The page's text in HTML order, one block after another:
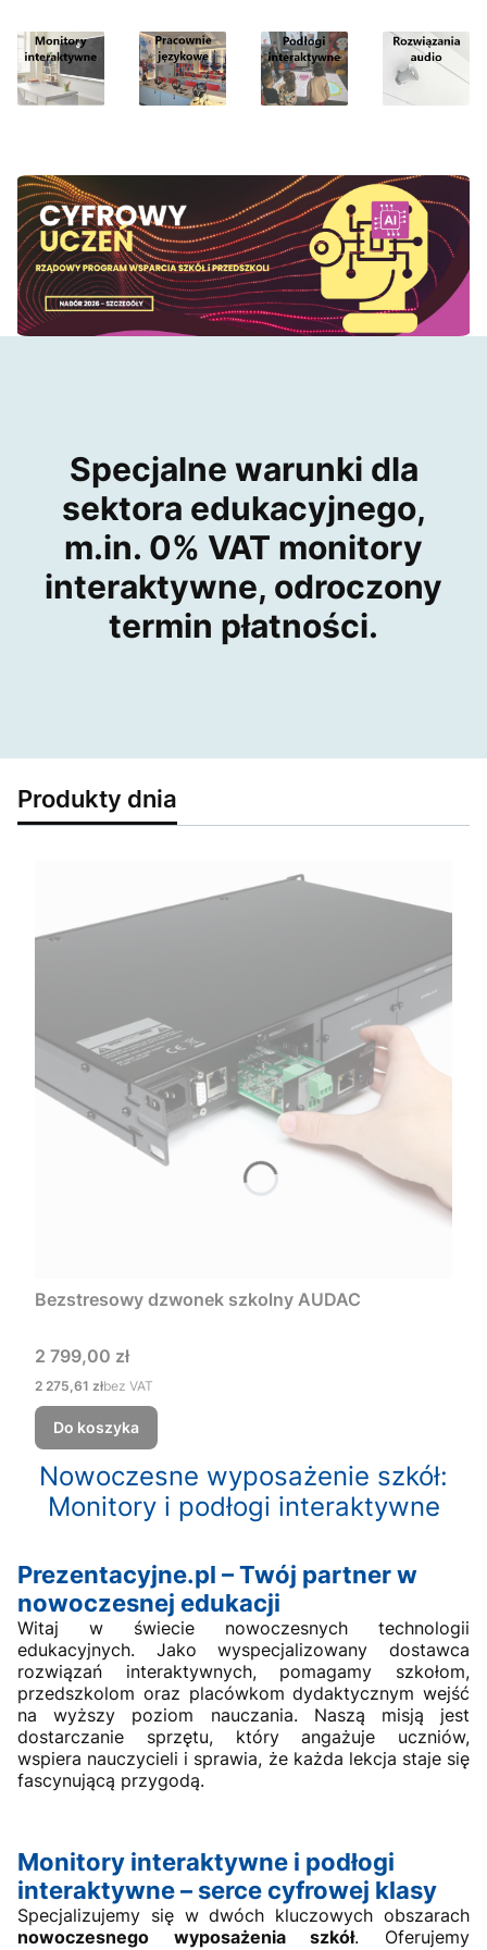
Specjalne warunki dla
sektora edukacyjnego,
m.in. 0% VAT monitory
interaktywne, odroczony
termin płatności.
Produkty dnia
Bezstresowy dzwonek szkolny AUDAC
Cena
2 799,00 zł
Cena
2 275,61 złbez VAT
Do koszyka
Nowoczesne wyposażenie szkół:
Monitory i podłogi interaktywne
Prezentacyjne.pl – Twój partner w
nowoczesnej edukacji
Witaj w świecie nowoczesnych technologii
edukacyjnych. Jako wyspecjalizowany dostawca
rozwiązań interaktywnych, pomagamy szkołom,
przedszkolom oraz placówkom dydaktycznym wejść
na wyższy poziom nauczania. Naszą misją jest
dostarczanie sprzętu, który angażuje uczniów,
wspiera nauczycieli i sprawia, że każda lekcja staje się
fascynującą przygodą.
Monitory interaktywne i podłogi
interaktywne – serce cyfrowej klasy
Specjalizujemy się w dwóch kluczowych obszarach
nowoczesnego wyposażenia szkół. Oferujemy